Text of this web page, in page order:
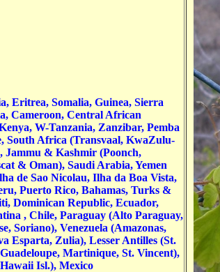
Eritrea, Somalia, Guinea, Sierra
Cameroon, Central African
W-Tanzania, Zanzibar, Pemba
South Africa (Transvaal, KwaZulu-
Jammu & Kashmir (Poonch,
& Oman), Saudi Arabia, Yemen
de Sao Nicolau, Ilha da Boa Vista,
Puerto Rico, Bahamas, Turks &
Dominican Republic, Ecuador,
, Chile, Paraguay (Alto Paraguay,
Soriano), Venezuela (Amazonas,
Esparta, Zulia), Lesser Antilles (St.
Martinique, St. Vincent),
Isl.), Mexico